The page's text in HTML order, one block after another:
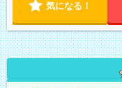
気になる！